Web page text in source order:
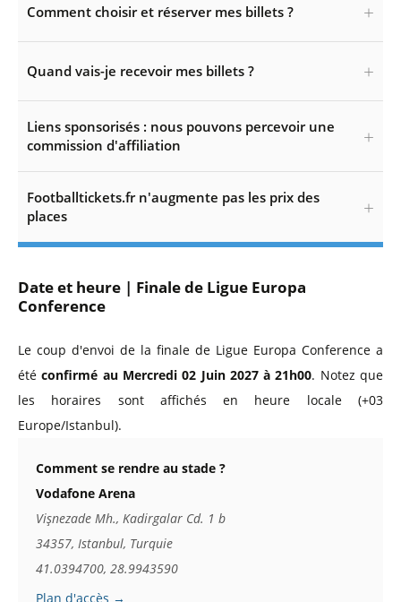
Comment choisir et réserver mes billets ?
Quand vais-je recevoir mes billets ?
Liens sponsorisés : nous pouvons percevoir une
commission d'affiliation
Footballtickets.fr n'augmente pas les prix des
places
Date et heure | Finale de Ligue Europa
Conference
Le coup d'envoi de la finale de Ligue Europa Conference a
étéconfirmé au Mercredi 02 Juin 2027 à 21h00. Notez que
les horaires sont affichés en heure locale (+03
Europe/Istanbul).
Comment se rendre au stade ?
Vodafone Arena
Vişnezade Mh., Kadirgalar Cd. 1 b
34357, Istanbul, Turquie
41.0394700, 28.9943590
Plan d'accès →